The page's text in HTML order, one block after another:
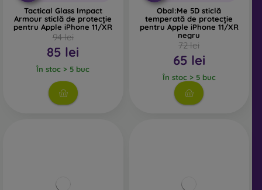
Tactical Glass Impact
Armour sticlă de protecție
pentru Apple iPhone 11/XR
94 lei
85 lei
În stoc > 5 buc
Obal:Me 5D sticlă
temperată de protecție
pentru Apple iPhone 11/XR
negru
72 lei
65 lei
În stoc > 5 buc